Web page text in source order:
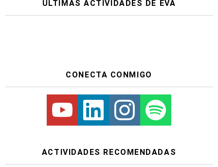
ÚLTIMAS ACTIVIDADES DE EVA
CONECTA CONMIGO
Youtube Linkedin Instagram Spotify
ACTIVIDADES RECOMENDADAS